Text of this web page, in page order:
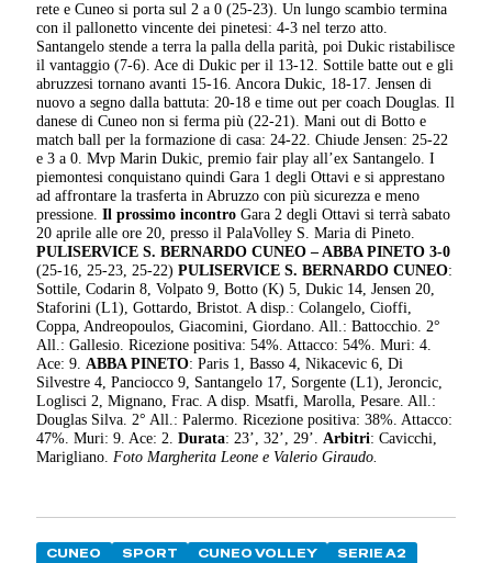
rete e Cuneo si porta sul 2 a 0 (25-23). Un lungo scambio termina
con il pallonetto vincente dei pinetesi: 4-3 nel terzo atto.
Santangelo stende a terra la palla della parità, poi Dukic ristabilisce
il vantaggio (7-6). Ace di Dukic per il 13-12. Sottile batte out e gli
abruzzesi tornano avanti 15-16. Ancora Dukic, 18-17. Jensen di
nuovo a segno dalla battuta: 20-18 e time out per coach Douglas. Il
danese di Cuneo non si ferma più (22-21). Mani out di Botto e
match ball per la formazione di casa: 24-22. Chiude Jensen: 25-22
e 3 a 0. Mvp Marin Dukic, premio fair play all’ex Santangelo. I
piemontesi conquistano quindi Gara 1 degli Ottavi e si apprestano
ad affrontare la trasferta in Abruzzo con più sicurezza e meno
pressione.Il prossimo incontro Gara 2 degli Ottavi si terrà sabato
20 aprile alle ore 20, presso il PalaVolley S. Maria di Pineto.
PULISERVICE S. BERNARDO CUNEO – ABBA PINETO 3-0
(25-16, 25-23, 25-22)PULISERVICE S. BERNARDO CUNEO:
Sottile, Codarin 8, Volpato 9, Botto (K) 5, Dukic 14, Jensen 20,
Staforini (L1), Gottardo, Bristot. A disp.: Colangelo, Cioffi,
Coppa, Andreopoulos, Giacomini, Giordano. All.: Battocchio. 2°
All.: Gallesio. Ricezione positiva: 54%. Attacco: 54%. Muri: 4.
Ace: 9.ABBA PINETO: Paris 1, Basso 4, Nikacevic 6, Di
Silvestre 4, Panciocco 9, Santangelo 17, Sorgente (L1), Jeroncic,
Loglisci 2, Mignano, Frac. A disp. Msatfi, Marolla, Pesare. All.:
Douglas Silva. 2° All.: Palermo. Ricezione positiva: 38%. Attacco:
47%. Muri: 9. Ace: 2.Durata: 23’, 32’, 29’.Arbitri: Cavicchi,
Marigliano.Foto Margherita Leone e Valerio Giraudo.
CUNEO SPORT CUNEO VOLLEY
SERIE A2